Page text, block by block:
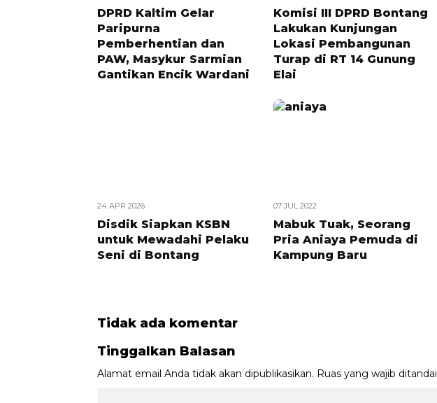
DPRD Kaltim Gelar
Paripurna
Pemberhentian dan
PAW, Masykur Sarmian
Gantikan Encik Wardani
Komisi III DPRD Bontang
Lakukan Kunjungan
Lokasi Pembangunan
Turap di RT 14 Gunung
Elai
24 APR 2026
Disdik Siapkan KSBN
untuk Mewadahi Pelaku
Seni di Bontang
07 JUL 2022
Mabuk Tuak, Seorang
Pria Aniaya Pemuda di
Kampung Baru
Tidak ada komentar
Tinggalkan Balasan
Alamat email Anda tidak akan dipublikasikan. Ruas yang wajib ditandai